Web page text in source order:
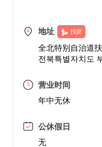
地址 找路
全北特别自治道
전북특별자치도
营业时间
年中无休
公休假日
无